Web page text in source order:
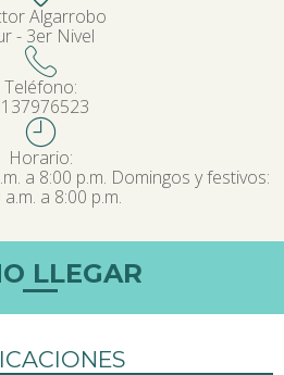
Algarrobo
- 3er Nivel
Teléfono:
Horario:
a 8:00 p.m. Domingos y festivos:
a 8:00 p.m.
LLEGAR